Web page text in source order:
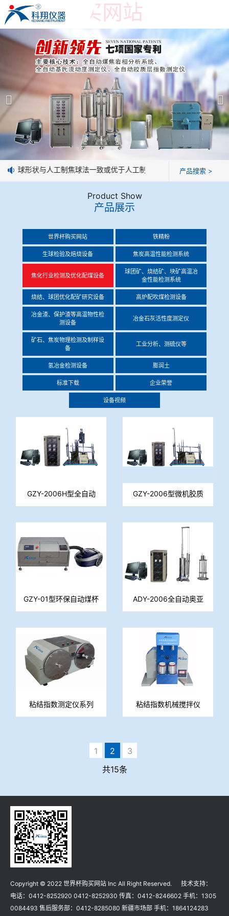
世界杯购买网站
世界杯购买网站
产品展示 ＞
焦炭高温性能检测系统
焦化行业检测及优化配煤设备
球团矿/烧结矿/块矿高温冶金性能检测系统
烧结/球团优化配矿研究设备
冶金渣、保护渣等高温物性检测设备
矿石、焦炭物理检测及制样设备
工业分析、测硫仪等
公司简介
世界杯购买网站
企业业绩
技术交流
企业荣誉
世界杯购买网站
焦球形状与人工制焦球法一致或优于人工制焦球。 产品搜索 >
Product Show
产品展示
世界杯购买网站 铁精粉
生球检验及焙烧设备 焦炭高温性能检测系统
焦化行业检测及优化配煤设备
球团矿、烧结矿、块矿高温冶
金性能检测系统
烧结、球团优化配矿研究设备 高炉配吹煤检测设备
冶金渣、保护渣等高温物性检
测设备
冶金石灰活性度测定仪
矿石、焦炭物理检测及制样设
备
工业分析、测硫仪等
氢冶金检测设备 膨润土
标准下载 企业荣誉
设备视频
GZY-2006H型全自动
胶质层指数测定仪
GZY-2006型微机胶质
层指数测定仪
GZY-01型环保自动煤杯
清理机
ADY-2006全自动奥亚
膨胀度测定仪
粘结指数测定仪系列 粘结指数机械搅拌仪
1 2
3
共15条
Copyright © 2022 世界杯购买网站 Inc All Right Reserved. 技术支持：
电话：0412-8252920 0412-8252930 传真：0412-8246602 手机：1305
0084493 售后服务部：0412-8285080 新疆市场部 手机：1864124283